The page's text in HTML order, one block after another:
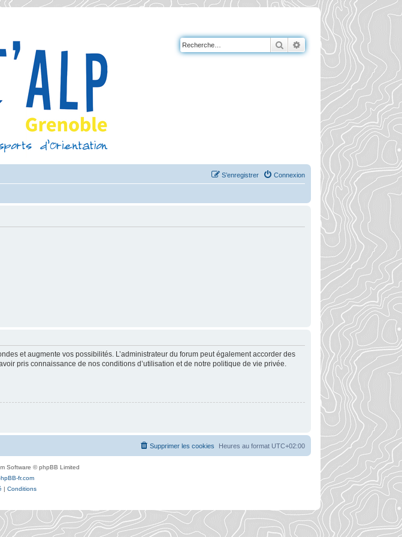
RechercherRecherche avancée
Connexion
S’enregistrer
et augmente vos possibilités. L’administrateur du forum peut également accorder des
pris connaissance de nos conditions d’utilisation et de notre politique de vie privée.
Heures au format UTC+02:00
Supprimer les cookies
Software © phpBB Limited
fr.com
| Conditions